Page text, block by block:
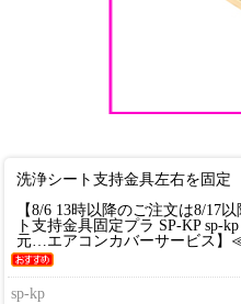
洗浄シート支持金具左右を固定
【8/6 13時以降のご注文は8/17
ト支持金具固定プラ SP-KP sp-
元…エアコンカバーサービス
sp-kp